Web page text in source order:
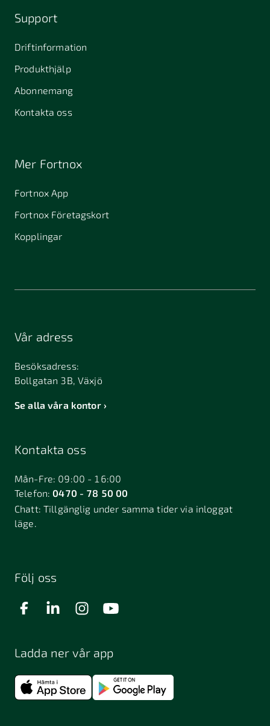
Support
Driftinformation
Produkthjälp
Abonnemang
Kontakta oss
Mer Fortnox
Fortnox App
Fortnox Företagskort
Kopplingar
Vår adress
Besöksadress:
Bollgatan 3B, Växjö
Se alla våra kontor
Kontakta oss
Mån-Fre: 09:00 - 16:00
Telefon:0470 - 78 50 00
Chatt:Tillgänglig under samma tider via inloggat
läge.
Följ oss
Ladda ner vår app